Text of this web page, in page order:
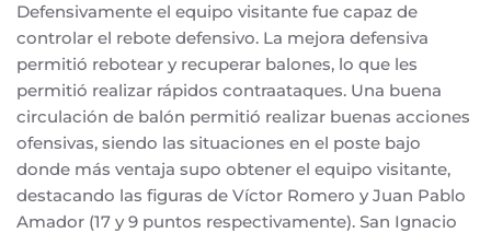
Defensivamente el equipo visitante fue capaz de
controlar el rebote defensivo. La mejora defensiva
permitió rebotear y recuperar balones, lo que les
permitió realizar rápidos contraataques. Una buena
circulación de balón permitió realizar buenas acciones
ofensivas, siendo las situaciones en el poste bajo
donde más ventaja supo obtener el equipo visitante,
destacando las figuras de Víctor Romero y Juan Pablo
Amador (17 y 9 puntos respectivamente). San Ignacio